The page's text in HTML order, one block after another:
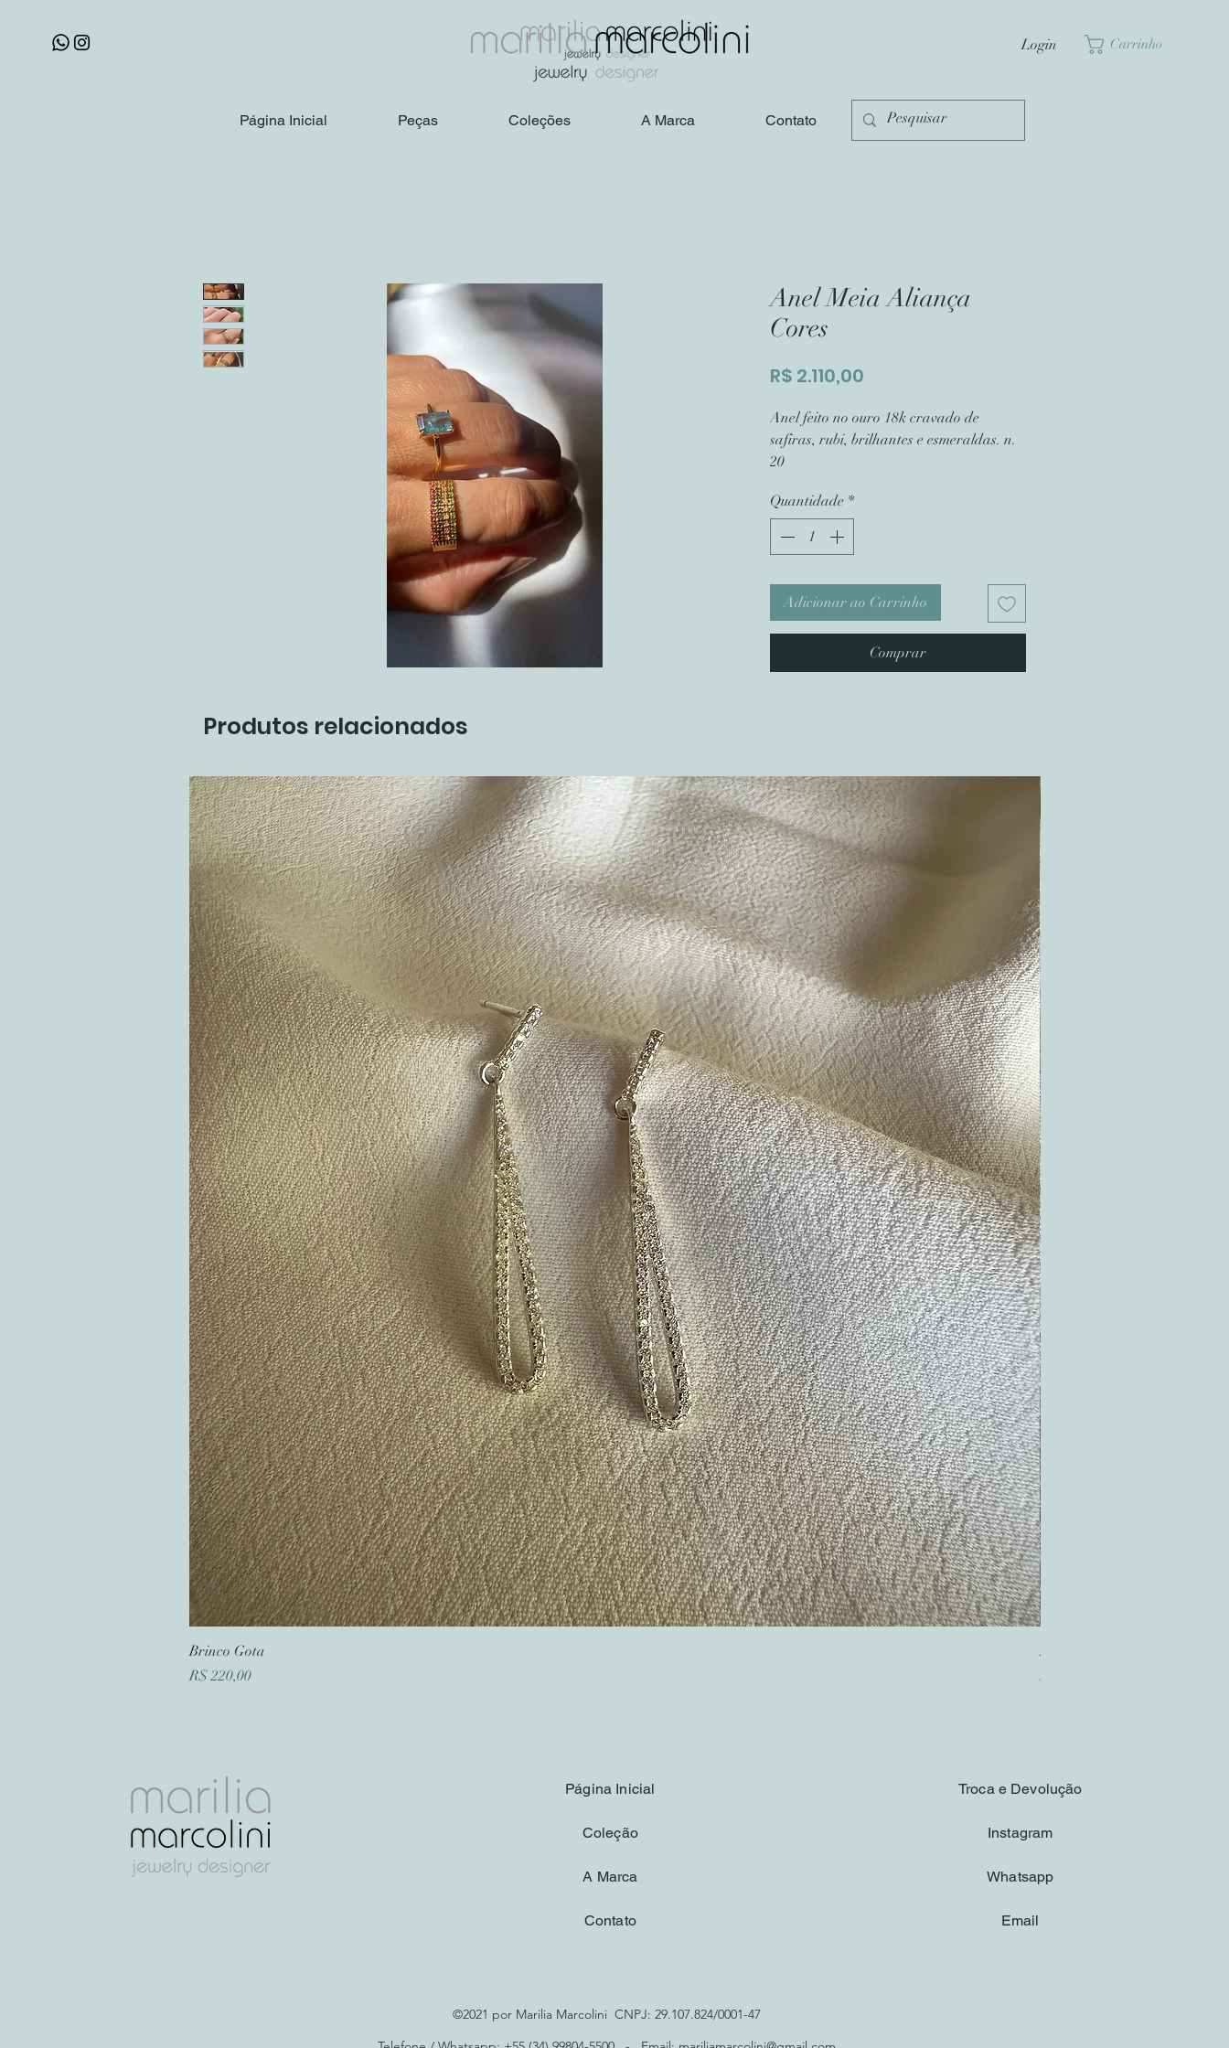
Carrinho
Login
Página Inicial Peças Coleções A Marca Contato
Anel Meia Aliança
Cores
R$ 2.110,00
Anel feito no ouro 18k cravado de
safiras, rubi, brilhantes e esmeraldas. n.
20
Quantidade *
Adicionar ao Carrinho
Comprar
Produtos relacionados
Brinco Gota
Preço
R$ 220,00
Brinco Riviera
Preço
R$ 370,00
Página Inicial
Coleção
A Marca
Contato
Troca e Devolução
Instagram
Whatsapp
Email
©2021 por Marilia Marcolini CNPJ: 29.107.824/0001-47